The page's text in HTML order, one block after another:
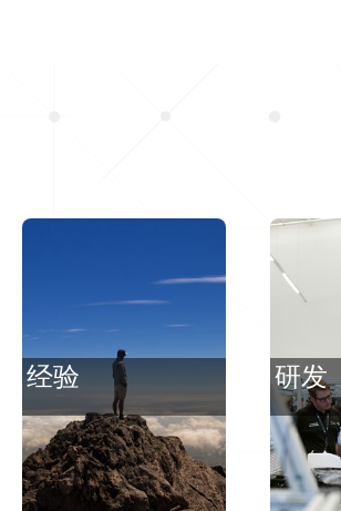
经验 研发